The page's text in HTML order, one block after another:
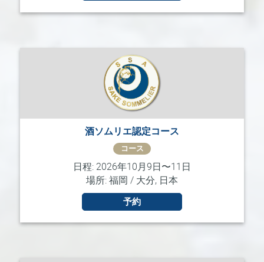
酒ソムリエ認定コース
コース
日程: 2026年10月9日〜11日
場所: 福岡 / 大分, 日本
予約